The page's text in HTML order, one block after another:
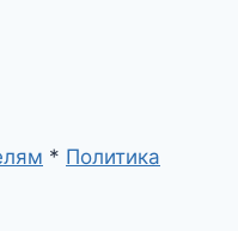
* Политика